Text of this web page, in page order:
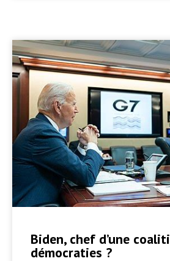
Biden, chef d’une
démocraties ?